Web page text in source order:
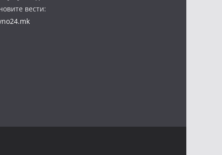
вести: